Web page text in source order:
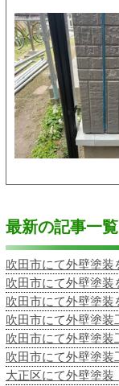
最新の記事一覧
吹田市にて外壁塗装
吹田市にて外壁塗装
吹田市にて外壁塗装
吹田市にて外壁塗装
吹田市にて外壁塗装
吹田市にて外壁塗装
大正区にて外壁塗装